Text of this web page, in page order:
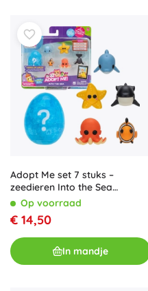
Adopt Me set 7 stuks –
zeedieren Into the Sea
Mystery Pet
Op voorraad
€ 14,50
In mandje